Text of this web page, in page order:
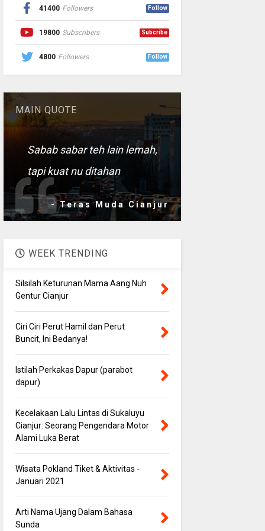
41400 Followers Follow
19800 Subscribers Subcribe
4800 Followers Follow
MAIN QUOTE
Sabab sabar teh lain lemah,
tapi kuat nu ditahan
- Teras Muda Cianjur
WEEK TRENDING
Silsilah Keturunan Mama Aang Nuh
Gentur Cianjur
Ciri Ciri Perut Hamil dan Perut
Buncit, Ini Bedanya!
Istilah Perkakas Dapur (parabot
dapur)
Kecelakaan Lalu Lintas di Sukaluyu
Cianjur: Seorang Pengendara Motor
Alami Luka Berat
Wisata Pokland Tiket & Aktivitas -
Januari 2021
Arti Nama Ujang Dalam Bahasa
Sunda